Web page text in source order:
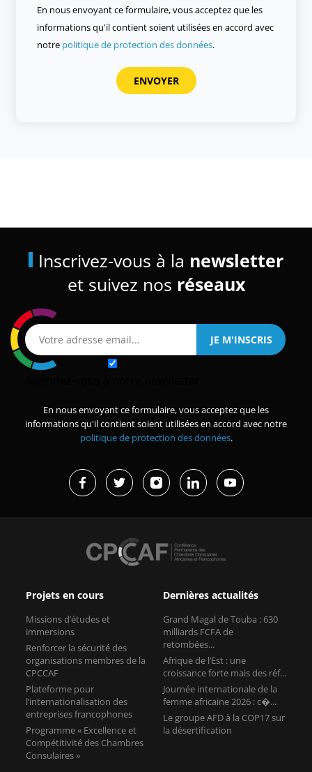
En nous envoyant ce formulaire, vous acceptez que les
informations qu'il contient soient utilisées en accord avec
notre politique de protection des données.
Inscrivez-vous à la newsletter
et suivez nos réseaux
En nous envoyant ce formulaire, vous acceptez que les
informations qu'il contient soient utilisées en accord avec notre
politique de protection des données.
Projets en cours
Missions d’études et
immersions
Renforcer la sécurité des
organisations membres de la
CPCCAF
Plateforme pour
l’internationalisation des
entreprises francophones
Programme « Excellence et
Compétitivité des Chambres
Consulaires »
Dernières actualités
Grand Magal de Touba : 630
milliards FCFA de
retombées...
Afrique de l’Est : une
croissance forte mais des réf...
Journée internationale de la
femme africaine 2026 : c�...
Le groupe AFD à la COP17 sur
la désertification